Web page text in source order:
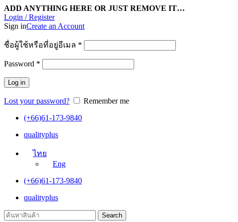
ADD ANYTHING HERE OR JUST REMOVE IT…
Login / Register
Sign inCreate an Account
ชื่อผู้ใช้หรือที่อยู่อีเมล *
Password *
Log in
Lost your password?
Remember me
(+66)61-173-9840
qualityplus
ไทย
Eng
(+66)61-173-9840
qualityplus
Search